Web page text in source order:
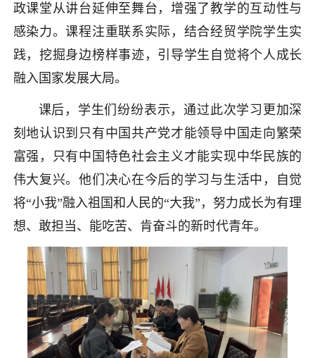
政课堂从讲台延伸至舞台，增强了教学的互动性与
感染力。课程注重联系实际，结合经贸学院学生实
践，挖掘身边榜样事迹，引导学生自觉将个人成长
融入国家发展大局。
课后，学生们纷纷表示，通过此次学习更加深
刻地认识到只有中国共产党才能领导中国走向繁荣
富强，只有中国特色社会主义才能实现中华民族的
伟大复兴。他们决心在今后的学习与生活中，自觉
将“小我”融入祖国和人民的“大我”，努力成长为有理
想、敢担当、能吃苦、肯奋斗的新时代青年。